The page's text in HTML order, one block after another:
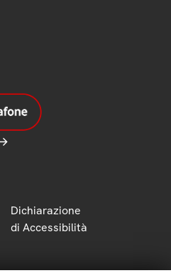
Dichiarazione
di Accessibilità